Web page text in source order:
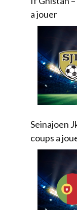
a jouer
Seinajoen
coups a